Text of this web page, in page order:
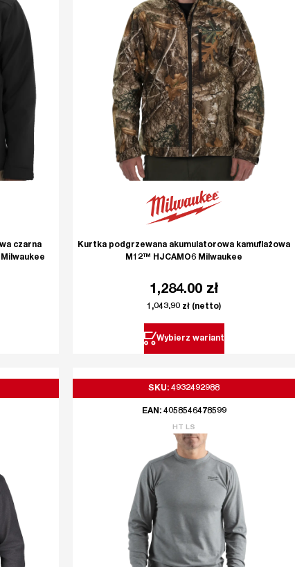
czarna
Kurtka podgrzewana akumulatorowa kamuflażowa
M12™ HJCAMO6 Milwaukee
1,284.00 zł
1,043.90 zł (netto)
Wybierz wariant
SKU: 4932492988
EAN: 4058546478599
HT LS